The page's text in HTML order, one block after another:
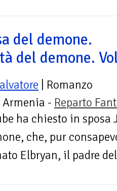
del demone.
del demone.
| Romanzo
Armenia - Reparto
ha chiesto in
che, pur
Elbryan, il padre